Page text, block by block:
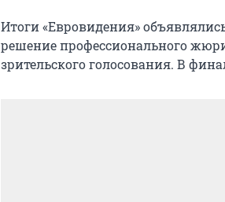
Итоги «Евровидения»
решение профессионального
зрительского голосования. В